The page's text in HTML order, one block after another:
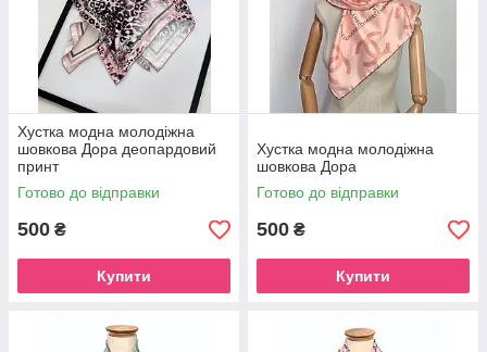
Хустка модна молодіжна
шовкова Дора деопардовий
принт
Готово до відправки
500 ₴
Купити
Хустка модна молодіжна
шовкова Дора
Готово до відправки
500 ₴
Купити